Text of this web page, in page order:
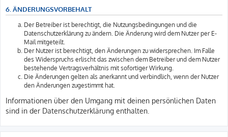
6. ÄNDERUNGSVORBEHALT
Der Betreiber ist berechtigt, die Nutzungsbedingungen und die
Datenschutzerklärung zu ändern. Die Änderung wird dem Nutzer per E-
Mail mitgeteilt.
Der Nutzer ist berechtigt, den Änderungen zu widersprechen. Im Falle
des Widerspruchs erlischt das zwischen dem Betreiber und dem Nutzer
bestehende Vertragsverhältnis mit sofortiger Wirkung.
Die Änderungen gelten als anerkannt und verbindlich, wenn der Nutzer
den Änderungen zugestimmt hat.
Informationen über den Umgang mit deinen persönlichen Daten
sind in der Datenschutzerklärung enthalten.